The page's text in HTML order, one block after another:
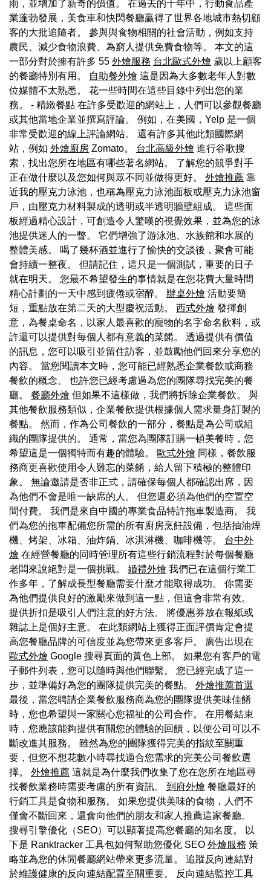
雨，並增加了新奇的價值。 在過去的十年中，行動食品產
業蓬勃發展，美食車和快閃餐廳贏得了世界各地城市熱切顧
客的大批追隨者。 參與與食物相關的社會活動，例如支持
農民、減少食物浪費、為窮人提供免費食物等。 本文的這
一部分對於擁有許多 55 外燴服務 台北歐式外燴 歲以上顧客
的餐廳特別有用。
自助餐外燴 這是因為大多數老年人對數
位媒體不太熟悉。 花一些時間在這些目錄中列出您的業
務。 - 精緻餐點 在許多受歡迎的網站上，人們可以參觀餐廳
或其他當地企業並撰寫評論。 例如，在美國，Yelp 是一個
非常受歡迎的線上評論網站。 還有許多其他此類國際網
站，例如 外燴廚房 Zomato。 台北高級外燴 進行谷歌搜
索，找出您所在地區有哪些著名網站。 了解您的競爭對手
正在做什麼以及您如何與眾不同並做得更好。 外燴推薦 靠
近我的壓克力泳池，也稱為壓克力泳池面板或壓克力泳池窗
戶，由壓克力材料製成的透明或半透明牆壁組成。 這些面
板經過精心設計，可創造令人驚嘆的視覺效果，並為您的泳
池提供迷人的一瞥。 它們增強了游泳池、水族館和水展的
整體美感。 喝了幾杯酒並進行了愉快的交談後，聚會可能
會持續一整夜。 但請記住，這只是一個測試，重要的日子
就在明天。 您最不希望發生的事情就是在您花費大量時間
精心計劃的一天中感到疲倦或宿醉。 辦桌外燴 活動要簡
短，重點放在第二天的大型慶祝活動。 西式外燴 發揮創
意，為餐桌命名，以家人最喜歡的寵物的名字命名飲料，或
許還可以提供對每個人都有意義的菜餚。 透過提供有價值
的訊息，您可以吸引並留住訪客，並鼓勵他們回來分享您的
內容。 當您閱讀本文時，您可能已經熟悉企業餐飲或商務
餐飲的概念。 也許您已經考慮過為您的團隊尋找完美的餐
廳。 餐廳外燴 但如果不這樣做，我們將拆除企業餐飲。 與
其他餐飲服務類似，企業餐飲提供根據個人需求量身訂製的
餐點。 然而，作為公司餐飲的一部分，餐點是為公司或組
織的團隊提供的。 通常，當您為團隊訂購一頓美餐時，您
希望這是一個獨特而有趣的體驗。
歐式外燴 同樣，餐飲服
務商更喜歡使用令人難忘的菜餚，給人留下積極的整體印
象。 無論邀請是否非正式，請確保每個人都確認出席，因
為他們不會是唯一缺席的人。 但您還必須為他們的空置空
間付費。 我們是來自中國的專業食品特許拖車製造商。 我
們為您的拖車配備您所需的所有廚房烹飪設備，包括抽油煙
機、烤架、冰箱、油炸鍋、冰淇淋機、咖啡機等。 台中外
燴 在經營餐廳的同時管理所有這些行銷流程對於每個餐廳
老闆來說絕對是一個挑戰。 婚禮外燴 我們已在這個行業工
作多年，了解成長型餐廳需要什麼才能取得成功。 你需要
為他們提供良好的激勵來做到這一點，但這會非常有效。
提供折扣是吸引人們注意的好方法。 將優惠券放在報紙或
雜誌上是個好主意。 在此類網站上獲得正面評價肯定會提
高您餐廳品牌的可信度並為您帶來更多客戶。 廣告出現在
歐式外燴 Google 搜尋頁面的黃色上部。 如果您有客戶的電
子郵件列表，您可以隨時與他們聯繫。 您已經完成了這一
步，並準備好為您的團隊提供完美的餐點。 外燴推薦首選
最後，當您聘請企業餐飲服務商為您的團隊提供美味佳餚
時，您也希望與一家關心您福祉的公司合作。 在用餐結束
時，您應該能夠提供有關您的體驗的回饋，以便公司可以不
斷改進其服務。 雖然為您的團隊獲得完美的指紋至關重
要，但您不想花數小時尋找適合您需求的完美公司餐飲選
擇。 外燴推薦 這就是為什麼我們收集了您在您所在地區尋
找餐飲業務時需要考慮的所有資訊。 到府外燴 餐廳最好的
行銷工具是食物和服務。 如果您提供美味的食物，人們不
僅會不斷回來，還會向他們的朋友和家人推薦這家餐廳。
搜尋引擎優化（SEO）可以顯著提高您餐廳的知名度。 以
下是 Ranktracker 工具包如何幫助您優化 SEO 外燴服務 策
略並為您的休閒餐廳網站帶來更多流量。 追蹤反向連結對
於維護健康的反向連結配置至關重要。 反向連結監控工具